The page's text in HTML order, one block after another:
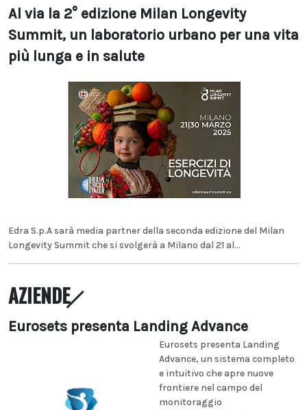
Al via la 2° edizione Milan Longevity
Summit, un laboratorio urbano per una vita
più lunga e in salute
Edra S.p.A sarà media partner della seconda edizione del Milan
Longevity Summit che si svolgerà a Milano dal 21 al...
AZIENDE
Eurosets presenta Landing Advance
Eurosets presenta Landing
Advance, un sistema completo
e intuitivo che apre nuove
frontiere nel campo del
monitoraggio